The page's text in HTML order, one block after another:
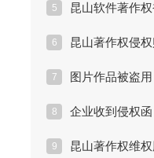
5
6
7
8
9